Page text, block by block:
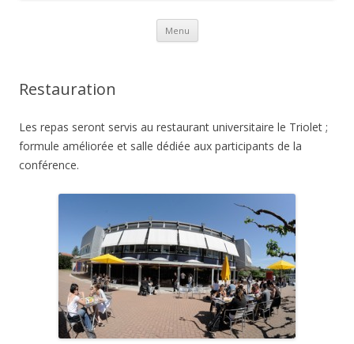
Menu Aller au contenu principal
Restauration
Les repas seront servis au restaurant universitaire le Triolet ;
formule améliorée et salle dédiée aux participants de la
conférence.